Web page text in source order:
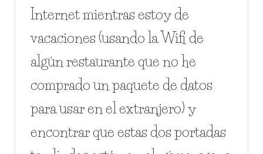
Internet mientras estoy de
vacaciones (usando la Wifi de
algún restaurante que no he
comprado un paquete de datos
para usar en el extranjero) y
encontrar que estas dos portadas